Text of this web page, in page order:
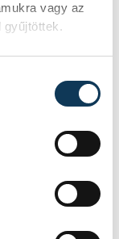
vagy az
gyűjtöttek.meg az
ki a